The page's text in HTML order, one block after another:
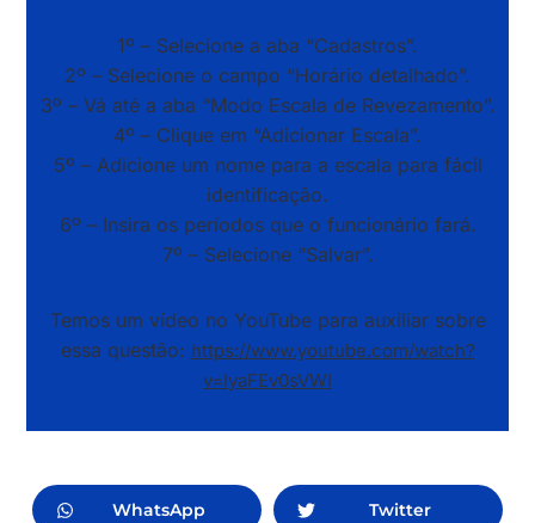
1º – Selecione a aba “Cadastros”.
2º – Selecione o campo “Horário detalhado”.
3º – Vá até a aba “Modo Escala de Revezamento”.
4º – Clique em “Adicionar Escala”.
5º – Adicione um nome para a escala para fácil
identificação.
6º – Insira os períodos que o funcionário fará.
7º – Selecione “Salvar”.
Temos um vídeo no YouTube para auxiliar sobre
essa questão: https://www.youtube.com/watch?
v=IyaFEv0sVWI
WhatsApp Twitter